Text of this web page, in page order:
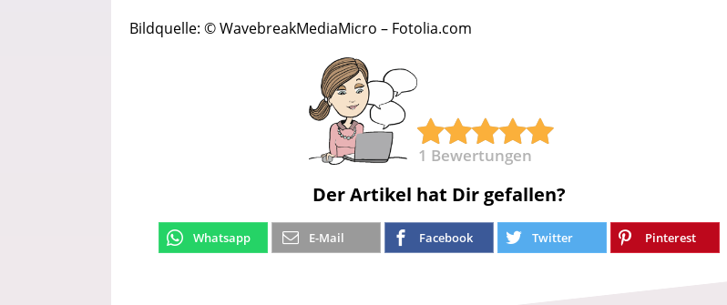
Bildquelle: © WavebreakMediaMicro – Fotolia.com
1 Bewertungen
Der Artikel hat Dir gefallen?
Whatsapp E-Mail Facebook Twitter Pinterest
Produkttester werden und Geld